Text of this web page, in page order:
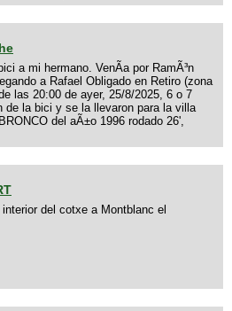
a mi hermano. VenÃ­a por RamÃ³n
a Rafael Obligado en Retiro (zona
las 20:00 de ayer, 25/8/2025, 6 o 7
de la bici y se la llevaron para la villa
del aÃ±o 1996 rodado 26',
del cotxe a Montblanc el